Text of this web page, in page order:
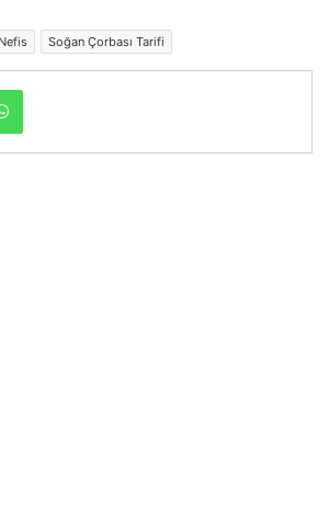
Nefis Soğan Çorbası Tarifi
WhatsApp